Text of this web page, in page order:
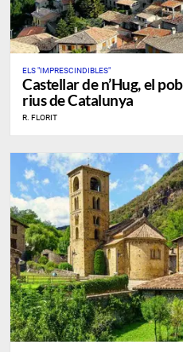
ELS "IMPRESCINDIBLES"
​Castellar de n’Hug, el
rius de Catalunya
R. FLORIT